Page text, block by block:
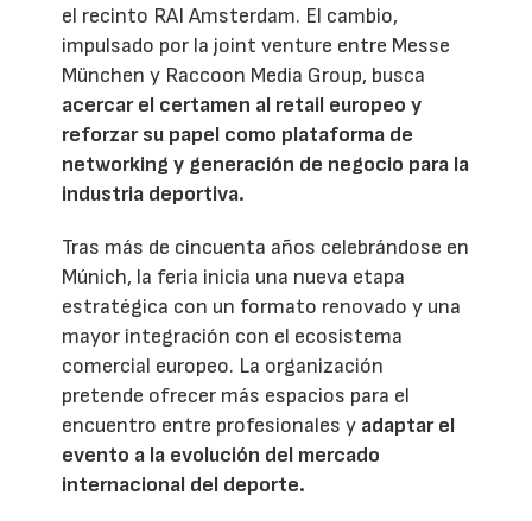
el recinto RAI Amsterdam. El cambio,
impulsado por la joint venture entre Messe
München y Raccoon Media Group, busca
acercar el certamen al retail europeo y
reforzar su papel como plataforma de
networking y generación de negocio para la
industria deportiva.
Tras más de cincuenta años celebrándose en
Múnich, la feria inicia una nueva etapa
estratégica con un formato renovado y una
mayor integración con el ecosistema
comercial europeo. La organización
pretende ofrecer más espacios para el
encuentro entre profesionales y adaptar el
evento a la evolución del mercado
internacional del deporte.